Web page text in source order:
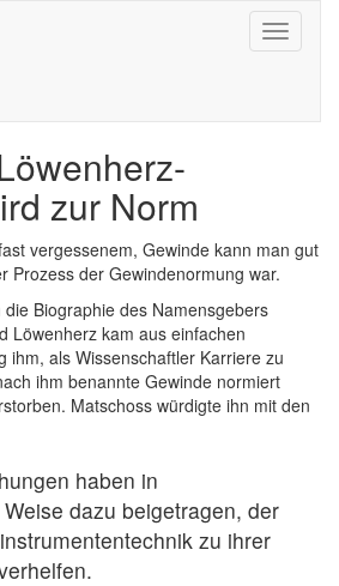
Toggle
zur Norm
vergessenem, Gewinde kann man gut
Prozess der Gewindenormung war.
Biographie des Namensgebers
Löwenherz kam aus einfachen
ihm, als Wissenschaftler Karriere zu
ihm benannte Gewinde normiert
Matschoss würdigte ihn mit den
haben in
dazu beigetragen, der
zu ihrer